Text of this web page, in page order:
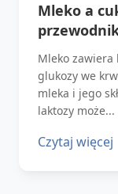
Mleko a
Mleko zawiera
glukozy we
mleka i jego
laktozy może...
Czytaj więcej